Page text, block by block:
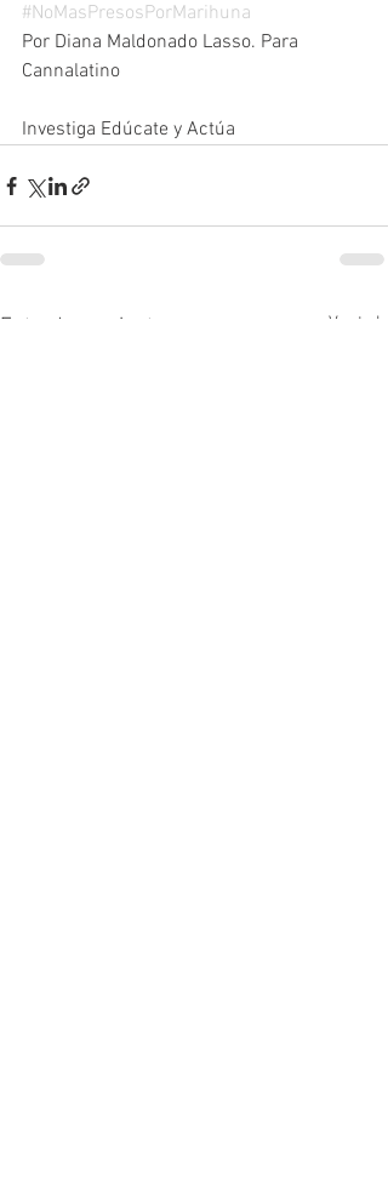
#NoMasPresosPorMarihuna
Por Diana Maldonado Lasso. Para
Cannalatino
Investiga Edúcate y Actúa
Entradas recientes Ver todo